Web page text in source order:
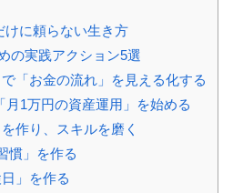
に頼らない生き方
の実践アクション5選
「お金の流れ」を見える化する
1万円の資産運用」を始める
作り、スキルを磨く
慣」を作る
」を作る